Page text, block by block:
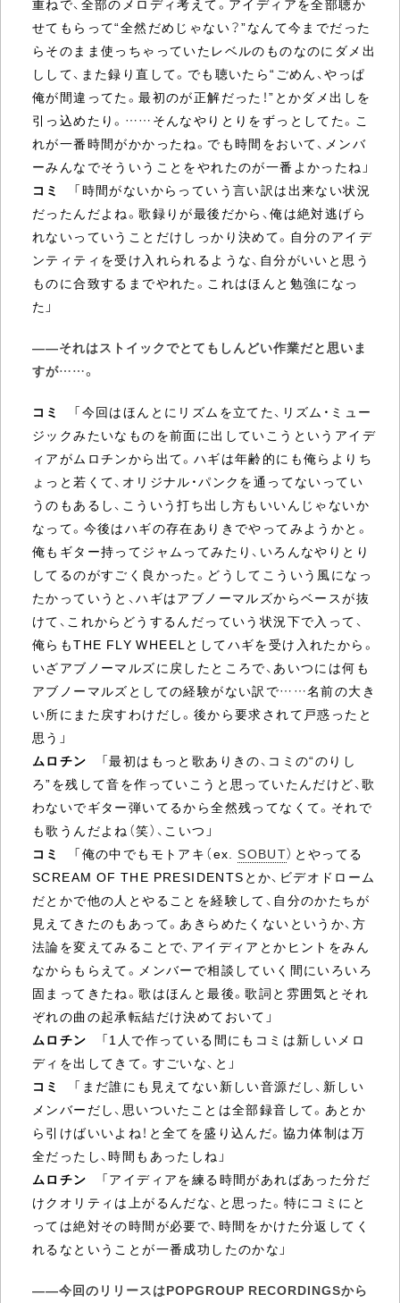
重ねで、全部のメロディ考えて。アイディアを全部聴か
せてもらって“全然だめじゃない？”なんて今までだった
らそのまま使っちゃっていたレベルのものなのにダメ出
しして、また録り直して。でも聴いたら“ごめん、やっぱ
俺が間違ってた。最初のが正解だった！”とかダメ出しを
引っ込めたり。……そんなやりとりをずっとしてた。こ
れが一番時間がかかったね。でも時間をおいて、メンバ
ーみんなでそういうことをやれたのが一番よかったね」
コミ
「時間がないからっていう言い訳は出来ない状況
だったんだよね。歌録りが最後だから、俺は絶対逃げら
れないっていうことだけしっかり決めて。自分のアイデ
ンティティを受け入れられるような、自分がいいと思う
ものに合致するまでやれた。これはほんと勉強になっ
た」
――それはストイックでとてもしんどい作業だと思いま
すが……。
コミ
「今回はほんとにリズムを立てた、リズム・ミュー
ジックみたいなものを前面に出していこうというアイデ
ィアがムロチンから出て。ハギは年齢的にも俺らよりち
ょっと若くて、オリジナル・パンクを通ってないってい
うのもあるし、こういう打ち出し方もいいんじゃないか
なって。今後はハギの存在ありきでやってみようかと。
俺もギター持ってジャムってみたり、いろんなやりとり
してるのがすごく良かった。どうしてこういう風になっ
たかっていうと、ハギはアブノーマルズからベースが抜
けて、これからどうするんだっていう状況下で入って、
俺らもTHE FLY WHEELとしてハギを受け入れたから。
いざアブノーマルズに戻したところで、あいつには何も
アブノーマルズとしての経験がない訳で……名前の大き
い所にまた戻すわけだし。後から要求されて戸惑ったと
思う」
ムロチン 「最初はもっと歌ありきの、コミの“のりし
ろ”を残して音を作っていこうと思っていたんだけど、歌
わないでギター弾いてるから全然残ってなくて。それで
も歌うんだよね（笑）、こいつ」
コミ
「俺の中でもモトアキ（ex.SOBUT）とやってる
SCREAM OF THE PRESIDENTSとか、ビデオドローム
だとかで他の人とやることを経験して、自分のかたちが
見えてきたのもあって。あきらめたくないというか、方
法論を変えてみることで、アイディアとかヒントをみん
なからもらえて。メンバーで相談していく間にいろいろ
固まってきたね。歌はほんと最後。歌詞と雰囲気とそれ
ぞれの曲の起承転結だけ決めておいて」
ムロチン 「1人で作っている間にもコミは新しいメロ
ディを出してきて。すごいな、と」
コミ
「まだ誰にも見えてない新しい音源だし、新しい
メンバーだし、思いついたことは全部録音して。あとか
ら引けばいいよね！と全てを盛り込んだ。協力体制は万
全だったし、時間もあったしね」
ムロチン 「アイディアを練る時間があればあった分だ
けクオリティは上がるんだな、と思った。特にコミにと
っては絶対その時間が必要で、時間をかけた分返してく
れるなということが一番成功したのかな」
――今回のリリースはPOPGROUP RECORDINGSから